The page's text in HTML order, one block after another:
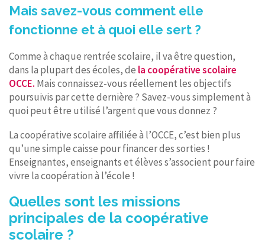
Mais savez-vous comment elle
fonctionne et à quoi elle sert ?
Comme à chaque rentrée scolaire, il va être question,
dans la plupart des écoles, de la coopérative scolaire
OCCE. Mais connaissez-vous réellement les objectifs
poursuivis par cette dernière ? Savez-vous simplement à
quoi peut être utilisé l’argent que vous donnez ?
La coopérative scolaire affiliée à l’OCCE, c’est bien plus
qu’une simple caisse pour financer des sorties !
Enseignantes, enseignants et élèves s’associent pour faire
vivre la coopération à l’école !
Quelles sont les missions
principales de la coopérative
scolaire ?